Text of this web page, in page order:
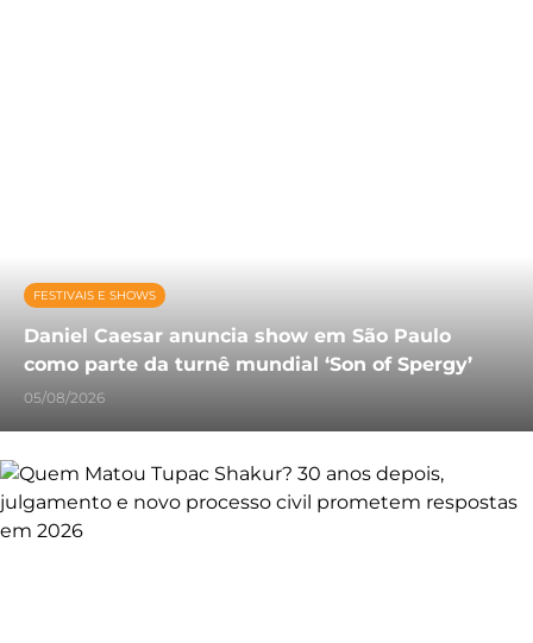
FESTIVAIS E SHOWS
Daniel Caesar anuncia show em São Paulo
como parte da turnê mundial ‘Son of Spergy’
05/08/2026